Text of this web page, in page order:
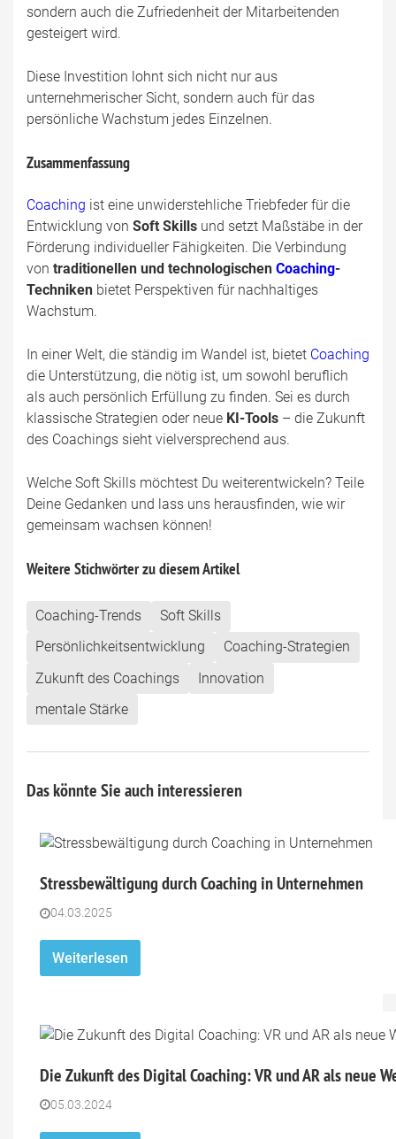
sondern auch die Zufriedenheit der Mitarbeitenden
gesteigert wird.
Diese Investition lohnt sich nicht nur aus
unternehmerischer Sicht, sondern auch für das
persönliche Wachstum jedes Einzelnen.
Zusammenfassung
Coaching ist eine unwiderstehliche Triebfeder für die
Entwicklung von Soft Skills und setzt Maßstäbe in der
Förderung individueller Fähigkeiten. Die Verbindung
von traditionellen und technologischen Coaching-
Techniken bietet Perspektiven für nachhaltiges
Wachstum.
In einer Welt, die ständig im Wandel ist, bietet Coaching
die Unterstützung, die nötig ist, um sowohl beruflich
als auch persönlich Erfüllung zu finden. Sei es durch
klassische Strategien oder neue KI-Tools – die Zukunft
des Coachings sieht vielversprechend aus.
Welche Soft Skills möchtest Du weiterentwickeln? Teile
Deine Gedanken und lass uns herausfinden, wie wir
gemeinsam wachsen können!
Weitere Stichwörter zu diesem Artikel
Coaching-Trends
Soft Skills
Persönlichkeitsentwicklung
Coaching-Strategien
Zukunft des Coachings
Innovation
mentale Stärke
Das könnte Sie auch interessieren
Stressbewältigung durch Coaching in Unternehmen
04.03.2025
Weiterlesen
Die Zukunft des Digital Coaching: VR und AR als neue
05.03.2024